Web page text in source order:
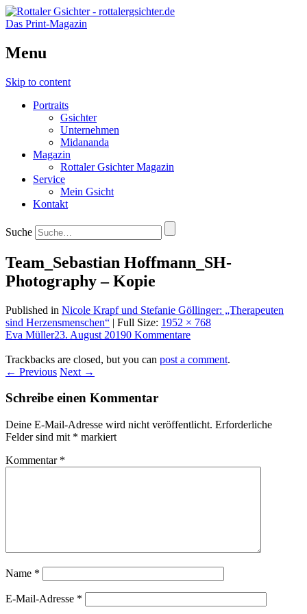
Das Print-Magazin
Menu
Skip to content
Portraits
Gsichter
Unternehmen
Midananda
Magazin
Rottaler Gsichter Magazin
Service
Mein Gsicht
Kontakt
Suche
Team_Sebastian Hoffmann_SH-
Photography – Kopie
Published in Nicole Krapf und Stefanie Göllinger: „Therapeuten
sind Herzensmenschen“ | Full Size: 1952 × 768
Eva Müller23. August 20190 Kommentare
Trackbacks are closed, but you can post a comment.
← Previous Next →
Schreibe einen Kommentar
Deine E-Mail-Adresse wird nicht veröffentlicht. Erforderliche
Felder sind mit * markiert
Kommentar *
Name *
E-Mail-Adresse *